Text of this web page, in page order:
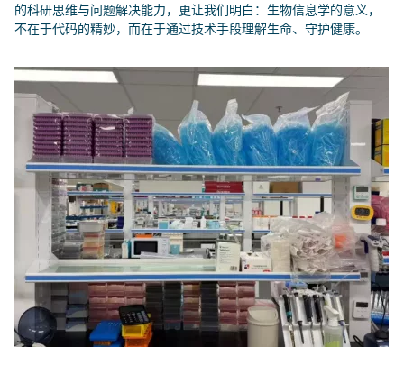
的科研思维与问题解决能力，更让我们明白：生物信息学的意义，
不在于代码的精妙，而在于通过技术手段理解生命、守护健康。